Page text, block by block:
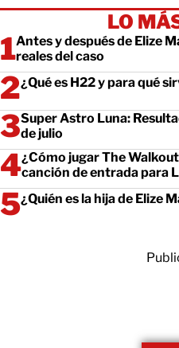
LO
Antes y después de Elize
reales del caso
¿Qué es H22 y para qué
Super Astro Luna:
de julio
¿Cómo jugar The
canción de entrada para
¿Quién es la hija de Elize